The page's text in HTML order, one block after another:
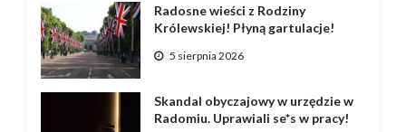
Radosne wieści z Rodziny
Królewskiej! Płyną gartulacje!
5 sierpnia 2026
Skandal obyczajowy w urzędzie w
Radomiu. Uprawiali se*s w pracy!